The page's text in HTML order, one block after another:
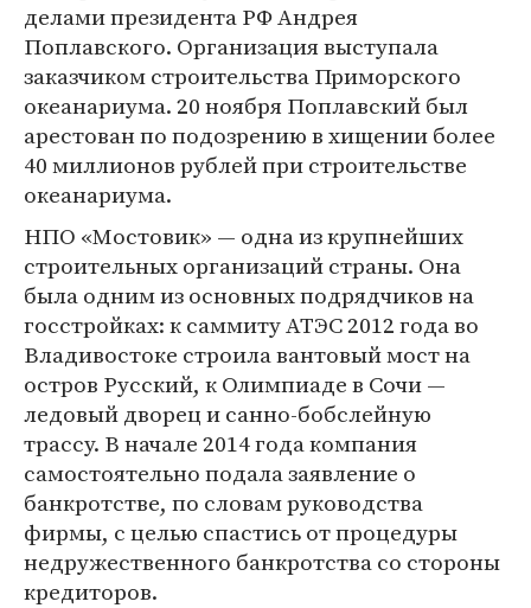
делами президента РФ Андрея
Поплавского. Организация выступала
заказчиком строительства Приморского
океанариума. 20 ноября Поплавский был
арестован по подозрению в хищении более
40 миллионов рублей при строительстве
океанариума.
НПО «Мостовик» — одна из крупнейших
строительных организаций страны. Она
была одним из основных подрядчиков на
госстройках: к саммиту АТЭС 2012 года во
Владивостоке строила вантовый мост на
остров Русский, к Олимпиаде в Сочи —
ледовый дворец и санно-бобслейную
трассу. В начале 2014 года компания
самостоятельно подала заявление о
банкротстве, по словам руководства
фирмы, с целью спастись от процедуры
недружественного банкротства со стороны
кредиторов.